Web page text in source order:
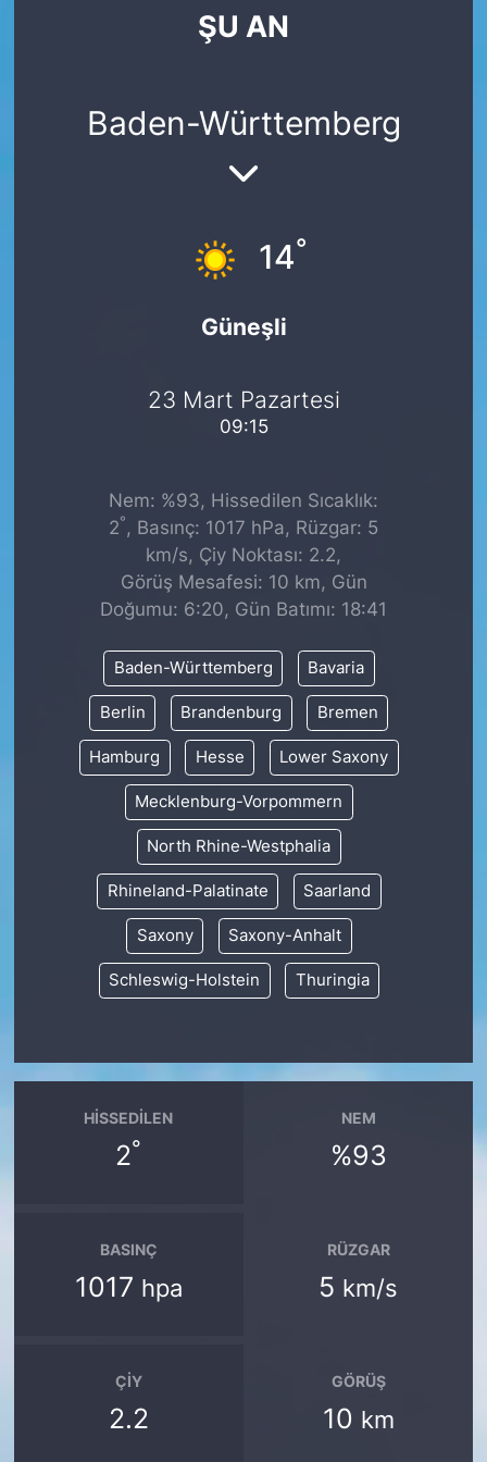
ŞU AN
Baden-Württemberg
14°
Güneşli
23 Mart Pazartesi
09:15
Nem: %93, Hissedilen Sıcaklık:
2° , Basınç: 1017 hPa, Rüzgar: 5
km/s, Çiy Noktası: 2.2,
Görüş Mesafesi: 10 km, Gün
Doğumu: 6:20, Gün Batımı: 18:41
Baden-Württemberg Bavaria
Berlin Brandenburg Bremen
Hamburg Hesse Lower Saxony
Mecklenburg-Vorpommern
North Rhine-Westphalia
Rhineland-Palatinate Saarland
Saxony Saxony-Anhalt
Schleswig-Holstein Thuringia
HISSEDILEN
2°
NEM
%93
BASINÇ
1017 hpa
RÜZGAR
5 km/s
ÇIY
2.2
GÖRÜŞ
10 km